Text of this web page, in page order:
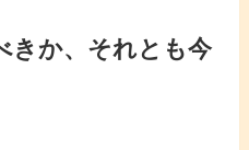
きか、それとも今